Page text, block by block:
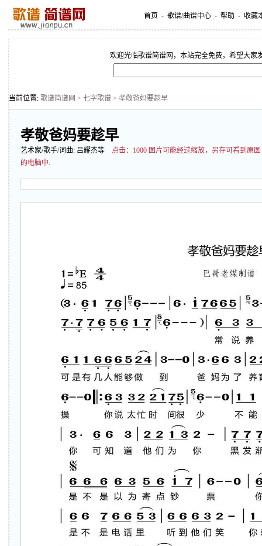
首页 - 歌谱/曲谱中心 - 帮助 - 收藏
欢迎光临歌谱简谱网，本站完全免费，希望大家
当前位置: 歌谱简谱网 > 七字歌谱 > 孝敬爸妈要趁早
孝敬爸妈要趁早
艺术家/歌手/词曲: 吕耀杰等 点击： 1000 图片可能经过缩放，另存可看到原
的电脑中.